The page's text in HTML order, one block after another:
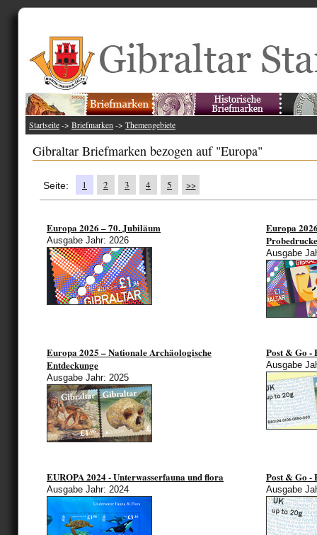
Startseite -> Briefmarken -> Themengebiete
Gibraltar Briefmarken bezogen auf "Europa"
Seite: 1 2 3 4 5 >>
Europa 2026 – 70. Jubiläum
Ausgabe Jahr: 2026
Europa
Probedrucke
Ausgabe
Europa 2025 – Nationale Archäologische
Entdeckunge
Ausgabe Jahr: 2025
Post & Go -
Ausgabe
EUROPA 2024 - Unterwasserfauna und flora
Ausgabe Jahr: 2024
Post & Go -
Ausgabe